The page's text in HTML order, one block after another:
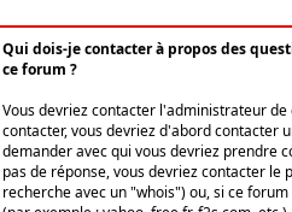
Qui dois-je contacter à propos des
ce forum ?
Vous devriez contacter l'administrateur
contacter, vous devriez d'abord contacter
demander avec qui vous devriez prendre
pas de réponse, vous devriez contacter
recherche avec un "whois") ou, si ce